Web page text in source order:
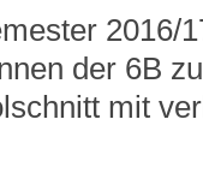
2016/
der 6B
mit